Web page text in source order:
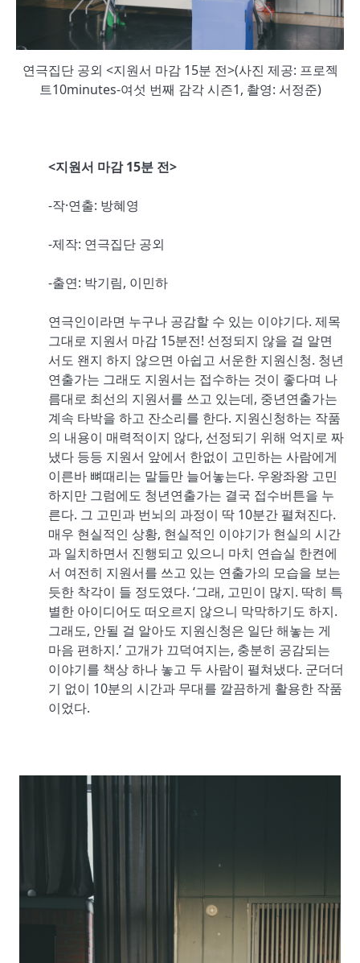
연극집단 공외 <지원서 마감 15분 전>(사진 제공: 프로젝
트10minutes-여섯 번째 감각 시즌1, 촬영: 서정준)
<지원서 마감 15분 전>
-작·연출: 방혜영
-제작: 연극집단 공외
-출연: 박기림, 이민하
연극인이라면 누구나 공감할 수 있는 이야기다. 제목
그대로 지원서 마감 15분전! 선정되지 않을 걸 알면
서도 왠지 하지 않으면 아쉽고 서운한 지원신청. 청년
연출가는 그래도 지원서는 접수하는 것이 좋다며 나
름대로 최선의 지원서를 쓰고 있는데, 중년연출가는
계속 타박을 하고 잔소리를 한다. 지원신청하는 작품
의 내용이 매력적이지 않다, 선정되기 위해 억지로 짜
냈다 등등 지원서 앞에서 한없이 고민하는 사람에게
이른바 뼈때리는 말들만 늘어놓는다. 우왕좌왕 고민
하지만 그럼에도 청년연출가는 결국 접수버튼을 누
른다. 그 고민과 번뇌의 과정이 딱 10분간 펼쳐진다.
매우 현실적인 상황, 현실적인 이야기가 현실의 시간
과 일치하면서 진행되고 있으니 마치 연습실 한켠에
서 여전히 지원서를 쓰고 있는 연출가의 모습을 보는
듯한 착각이 들 정도였다. ‘그래, 고민이 많지. 딱히 특
별한 아이디어도 떠오르지 않으니 막막하기도 하지.
그래도, 안될 걸 알아도 지원신청은 일단 해놓는 게
마음 편하지.’ 고개가 끄덕여지는, 충분히 공감되는
이야기를 책상 하나 놓고 두 사람이 펼쳐냈다. 군더더
기 없이 10분의 시간과 무대를 깔끔하게 활용한 작품
이었다.